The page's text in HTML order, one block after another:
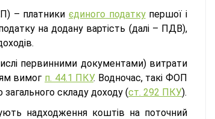
– платники єдиного податкупершої і
на додану вартість (далі – ПДВ),
первинними документами) витрати
вимог п. 44.1 ПКУ. Водночас, такі ФОП
складу доходу (ст. 292 ПКУ).
надходження коштів на поточний